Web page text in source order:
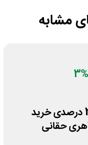
مشابه
3%
کد تخفیف 3 درصدی خرید
حقانی